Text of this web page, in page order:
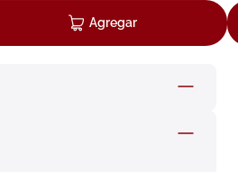
Agregar